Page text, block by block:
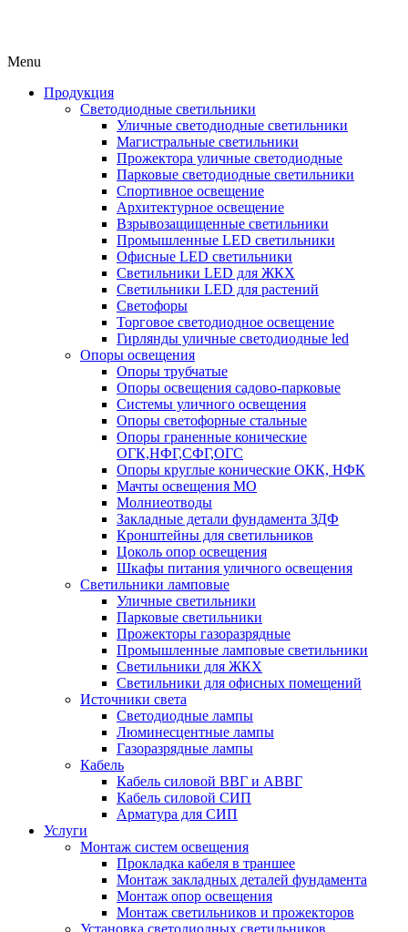
Menu
Продукция
Светодиодные светильники
Уличные светодиодные светильники
Магистральные светильники
Прожектора уличные светодиодные
Парковые светодиодные светильники
Спортивное освещение
Архитектурное освещение
Взрывозащищенные светильники
Промышленные LED светильники
Офисные LED светильники
Cветильники LED для ЖКХ
Светильники LED для растений
Светофоры
Торговое светодиодное освещение
Гирлянды уличные светодиодные led
Опоры освещения
Опоры трубчатые
Опоры освещения садово-парковые
Системы уличного освещения
Опоры светофорные стальные
Опоры граненные конические
ОГК,НФГ,СФГ,ОГС
Опоры круглые конические ОКК, НФК
Мачты освещения МО
Молниеотводы
Закладные детали фундамента ЗДФ
Кронштейны для светильников
Цоколь опор освещения
Шкафы питания уличного освещения
Светильники ламповые
Уличные светильники
Парковые светильники
Прожекторы газоразрядные
Промышленные ламповые светильники
Светильники для ЖКХ
Светильники для офисных помещений
Источники света
Светодиодные лампы
Люминесцентные лампы
Газоразрядные лампы
Кабель
Кабель силовой ВВГ и АВВГ
Кабель силовой СИП
Арматура для СИП
Услуги
Монтаж систем освещения
Прокладка кабеля в траншее
Монтаж закладных деталей фундамента
Монтаж опор освещения
Монтаж светильников и прожекторов
Установка светодиодных светильников